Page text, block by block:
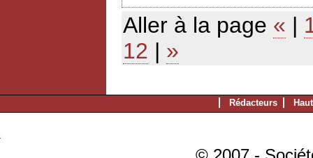
Aller à la page « |
12 | »
Rédacteurs